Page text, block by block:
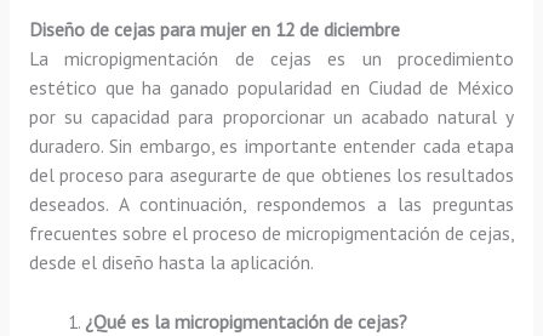
Diseño de cejas para mujer en 12 de diciembre
La micropigmentación de cejas es un procedimiento
estético que ha ganado popularidad en Ciudad de México
por su capacidad para proporcionar un acabado natural y
duradero. Sin embargo, es importante entender cada etapa
del proceso para asegurarte de que obtienes los resultados
deseados. A continuación, respondemos a las preguntas
frecuentes sobre el proceso de micropigmentación de cejas,
desde el diseño hasta la aplicación.
¿Qué es la micropigmentación de cejas?